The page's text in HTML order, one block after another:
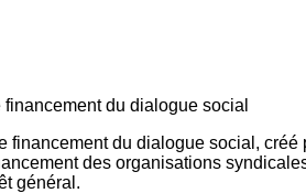
financement du dialogue social,
des organisations
général.